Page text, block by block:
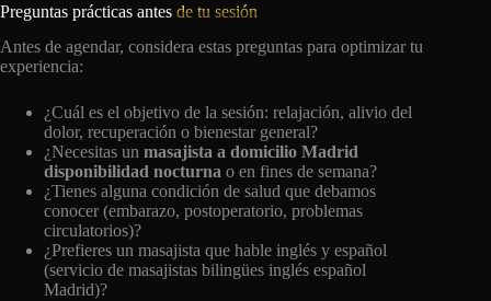
Preguntas prácticas antes de tu sesión
Antes de agendar, considera estas preguntas para optimizar tu
experiencia:
¿Cuál es el objetivo de la sesión: relajación, alivio del
dolor, recuperación o bienestar general?
¿Necesitas un masajista a domicilio Madrid
disponibilidad nocturna o en fines de semana?
¿Tienes alguna condición de salud que debamos
conocer (embarazo, postoperatorio, problemas
circulatorios)?
¿Prefieres un masajista que hable inglés y español
(servicio de masajistas bilingües inglés español
Madrid)?